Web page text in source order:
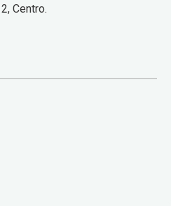
Centro.